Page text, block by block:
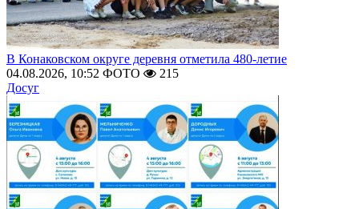
В Конаковском округе деревня отметила 480-летие
04.08.2026, 10:52 ФОТО
215
Досуг